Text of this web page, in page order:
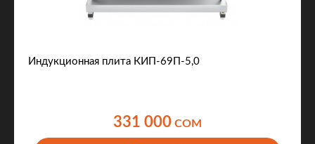
Индукционная плита КИП-69П-5,0
331 000 COM